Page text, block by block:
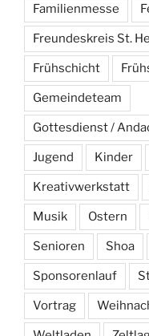
Familienmesse
Freundeskreis St.
Frühschicht
Gemeindeteam
Gottesdienst /
Jugend Kinder
Kreativwerkstatt
Musik Ostern
Senioren Shoa
Sponsorenlauf
Vortrag